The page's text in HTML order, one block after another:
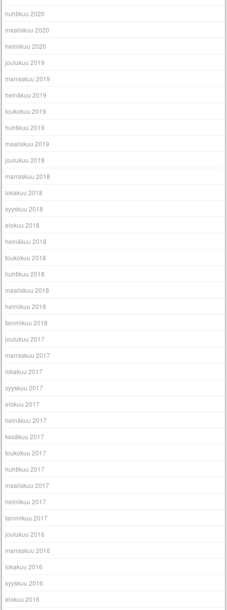
huhtikuu 2020
maaliskuu 2020
helmikuu 2020
joulukuu 2019
marraskuu 2019
heinäkuu 2019
toukokuu 2019
huhtikuu 2019
maaliskuu 2019
joulukuu 2018
marraskuu 2018
lokakuu 2018
syyskuu 2018
elokuu 2018
heinäkuu 2018
toukokuu 2018
huhtikuu 2018
maaliskuu 2018
helmikuu 2018
tammikuu 2018
joulukuu 2017
marraskuu 2017
lokakuu 2017
syyskuu 2017
elokuu 2017
heinäkuu 2017
kesäkuu 2017
toukokuu 2017
huhtikuu 2017
maaliskuu 2017
helmikuu 2017
tammikuu 2017
joulukuu 2016
marraskuu 2016
lokakuu 2016
syyskuu 2016
elokuu 2016